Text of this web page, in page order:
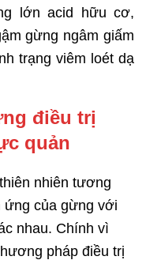
lớn acid hữu cơ,
gừng ngâm giấm
trạng viêm loét dạ
điều trị
quản
nhiên tương
ứng của gừng với
nhau. Chính vì
pháp điều trị